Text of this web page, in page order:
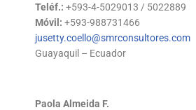
Teléf.: +593-4-5029013 / 5022889
Móvil: +593-988731466
jusetty.coello@smrconsultores.com
Guayaquil – Ecuador
Paola Almeida F.